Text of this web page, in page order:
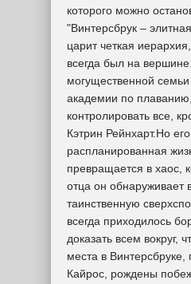
которого можно
"Винтерсбрук –
царит четкая
всегда был на
могущественной
академии по
контролировать все,
Кэтрин Рейнхарт.Но
распланированная
превращается в хаос,
отца он обнаруживает
таинственную
всегда приходилось
доказать всем вокруг,
места в Винтерсбруке,
Кайрос, рождены